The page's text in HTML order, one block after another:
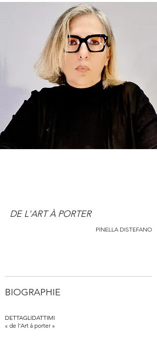
DE L'ART À PORTER
PINELLA DISTEFANO
BIOGRAPHIE
DETTAGLIDATTIMI
« de l’Art à porter »